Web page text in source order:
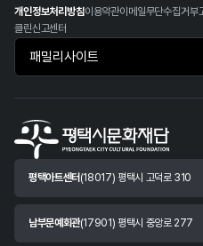
개인정보처리방침이용약관이메일무단수집거부
클린신고센터
패밀리사이트 바로가기
평택아트센터 (18017) 평택시 고덕로 310
남부문예회관(17901) 평택시 중앙로 277